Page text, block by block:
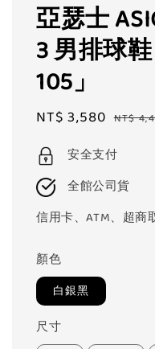
亞瑟士
3 男排球
105」
Sale
NT$ 3,580 NT$
安全支付
全館公司貨
信用卡、ATM、超商
顏色
白銀黑
尺寸